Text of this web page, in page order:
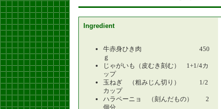
Ingredient
牛赤身ひき肉 450
ｇ
じゃがいも（皮むき刻む） 1+1/4カ
ップ
玉ねぎ （粗みじん切り） 1/2
カップ
ハラペーニョ （刻んだもの） 2
個分